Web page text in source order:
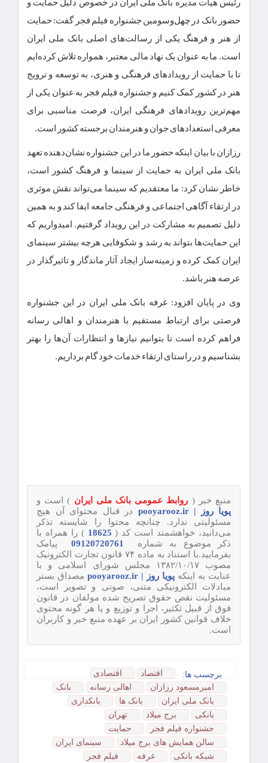
رئیس هیات مدیره بانک ملی ایران در خصوص دلیل حمایت و
حضور بانک در چهل‌وسومین جشنواره فیلم فجر گفت: حمایت
از هنر و فرهنگ یکی از رسالت‌های اصلی بانک ملی ایران
است. ما به عنوان یک نهاد مالی معتبر، همواره تلاش کرده‌ایم
تا با حمایت از رویدادهای فرهنگی و هنری، به توسعه و ترویج
هنر در کشور کمک کنیم و جشنواره فیلم فجر به عنوان یکی از
مهم‌ترین رویدادهای فرهنگی ایران، فرصت مناسبی برای
معرفی استعدادهای جوان و هنرمندان برجسته کشور است.
رزازان با بیان اینکه حضور ما در این جشنواره نشان‌دهنده تعهد
بانک ملی ایران به حمایت از سینما و فرهنگ کشور است،
خاطر نشان کرد: ما معتقدیم که سینما می‌تواند نقش موثری
در ارتقاء آگاهی اجتماعی و فرهنگی جامعه ایفا کند و به همین
دلیل تصمیم به مشارکت در این رویداد گرفتیم. امیدواریم که
این حمایت‌ها بتواند به رشد و شکوفایی هرچه بیشتر سینمای
ایران کمک کرده و زمینه‌ساز ایجاد آثار ماندگار و تاثیرگذار در
عرصه هنر باشد.
وی در پایان افزود: غرفه بانک ملی ایران در این جشنواره
فرصتی برای ارتباط مستقیم با هنرمندان و اهالی رسانه
فراهم کرده است تا بتوانیم نیازها و انتظارات آن‌ها را بهتر
بشناسیم و در راستای ارتقاء خدمات خود گام برداریم.
منبع خبر ( روابط عمومی بانک ملی ایران ) است و
پویا روز | pooyarooz.ir
در قبال محتوای آن هیچ
مسئولیتی ندارد. چنانچه محتوا را شایسته تذکر
می‌دانید، خواهشمند است کد (18625
) را همراه با
ذکر موضوع به شماره
پیامک
بفرمایید.با استناد به ماده ۷۴ قانون تجارت الکترونیک
مصوب ۱۳۸۲/۱۰/۱۷ مجلس شورای اسلامی و با
عنایت به اینکهپویا روز | pooyarooz.ir
مصداق بستر
مبادلات الکترونیکی متنی، صوتی و تصویر است،
مسئولیت نقض حقوق تصریح شده مولفان در قانون
فوق از قبیل تکثیر، اجرا و توزیع و یا هر گونه محتوی
خلاف قوانین کشور ایران بر عهده منبع خبر و کاربران
است.
برچسب ها: اقتصاد
اقتصادی
امیرمسعود رزازان
اهالی رسانه
بانک
بانک ملی ایران
بانک ها
بانکداری
بانکی
برج ميلاد
تهران
جشنواره فيلم فجر
حمایت
سالن همایش های برج میلاد
سینمای ایران
شبکه بانکی
غرفه
فیلم‌ فجر